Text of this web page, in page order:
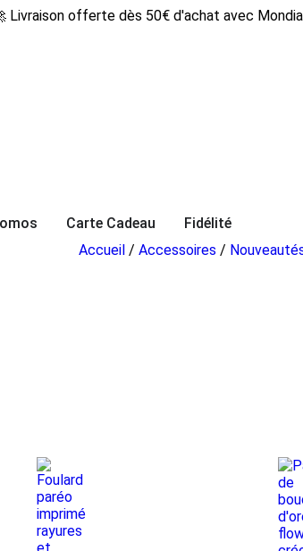
offerte dès 50€ d'achat avec
Carte Cadeau
Fidélité
Accueil /Accessoires /